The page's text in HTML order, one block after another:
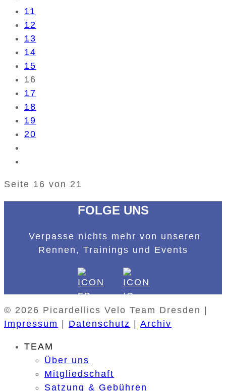
11
12
13
14
15
16
17
18
19
20
Seite 16 von 21
FOLGE UNS
Verpasse nichts mehr von unseren
Rennen, Trainings und Events
© 2026 Picardellics Velo Team Dresden |
Impressum
Datenschutz Archiv
TEAM
Über uns
Mitgliedschaft
Satzung & Gebühren